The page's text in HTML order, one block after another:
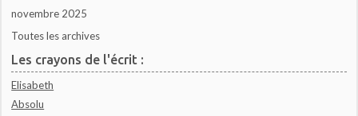
novembre 2025
Toutes les archives
Les crayons de l'écrit :
Elisabeth
Absolu